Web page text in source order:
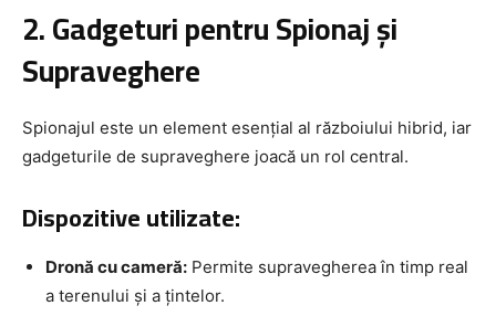
2. Gadgeturi pentru Spionaj și
Supraveghere
Spionajul este un element esențial al războiului hibrid, iar
gadgeturile de supraveghere joacă un rol central.
Dispozitive utilizate:
Dronă cu cameră: Permite supravegherea în timp real
a terenului și a țintelor.